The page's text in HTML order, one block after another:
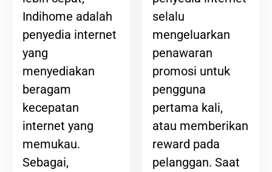
Indihome adalah
penyedia internet
yang
menyediakan
beragam
kecepatan
internet yang
memukau.
Sebagai,
selalu
mengeluarkan
penawaran
promosi untuk
pengguna
pertama kali,
atau memberikan
reward pada
pelanggan. Saat